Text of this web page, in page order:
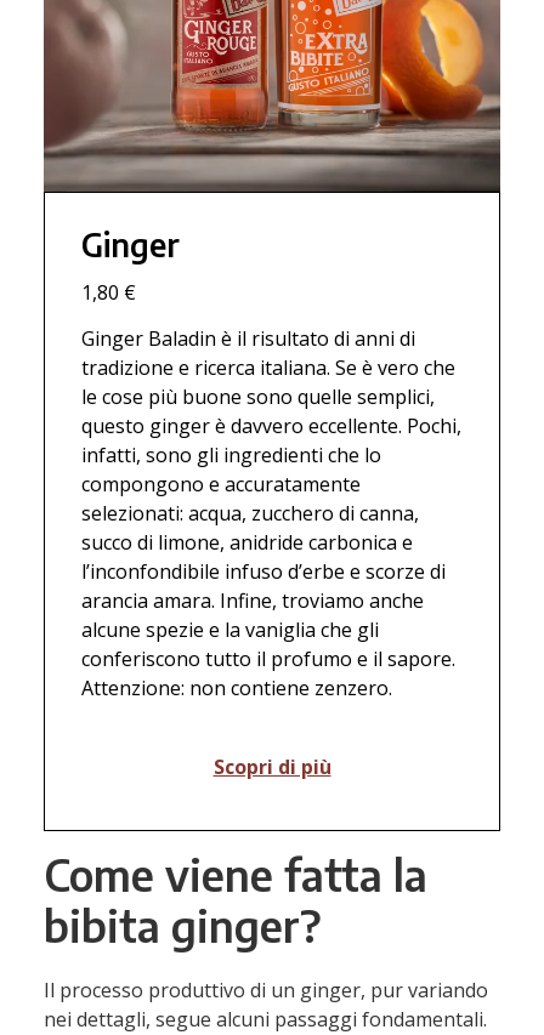
Ginger
1,80 €
Ginger Baladin è il risultato di anni di
tradizione e ricerca italiana. Se è vero che
le cose più buone sono quelle semplici,
questo ginger è davvero eccellente. Pochi,
infatti, sono gli ingredienti che lo
compongono e accuratamente
selezionati: acqua, zucchero di canna,
succo di limone, anidride carbonica e
l’inconfondibile infuso d’erbe e scorze di
arancia amara. Infine, troviamo anche
alcune spezie e la vaniglia che gli
conferiscono tutto il profumo e il sapore.
Attenzione: non contiene zenzero.
Scopri di più
Come viene fatta la
bibita ginger?
Il processo produttivo di un ginger, pur variando
nei dettagli, segue alcuni passaggi fondamentali.